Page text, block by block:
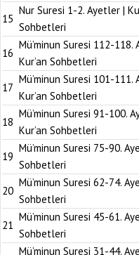
15
Nur Suresi 1-2. Ayetler |
Sohbetleri
16
Mü’minun Suresi 112-118.
Kur’an Sohbetleri
17
Mü’minun Suresi 101-111.
Kur’an Sohbetleri
18
Mü’minun Suresi 91-100.
Kur’an Sohbetleri
19
Mü’minun Suresi 75-90.
Sohbetleri
20
Mü’minun Suresi 62-74.
Sohbetleri
21
Mü’minun Suresi 45-61.
Sohbetleri
Mü’minun Suresi 31-44.